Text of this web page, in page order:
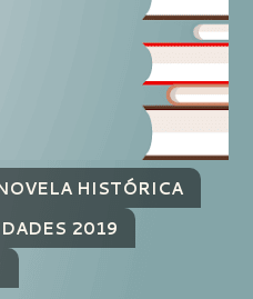
HISTÓRICA
2019